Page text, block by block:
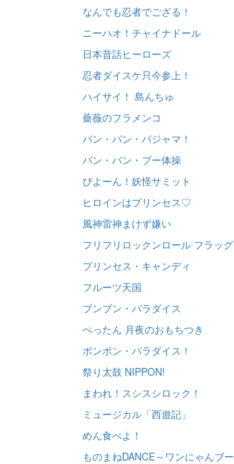
なんでも忍者でござる！
ニーハオ！チャイナドール
日本昔話ヒーローズ
忍者ダイスケ只今参上！
ハイサイ！ 島んちゅ
薔薇のフラメンコ
パン・パン・パジャマ！
バン・バン・ブー体操
ぴよーん！妖怪サミット
ヒロインはプリンセス♡
風神雷神まけず嫌い
フリフリロックンロール フラッグ
プリンセス・キャンディ
フルーツ天国
ブンブン・パラダイス
ぺったん 月夜のおもちつき
ポンポン・パラダイス！
祭り太鼓 NIPPON!
まわれ！スシスシロック！
ミュージカル「西遊記」
めん食べよ！
ものまねDANCE～ワンにゃんブー